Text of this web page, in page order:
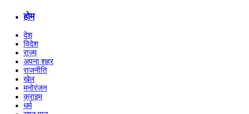
होम
देश
विदेश
राज्य
अपना शहर
राजनीति
खेल
मनोरंजन
क्राइम
धर्म